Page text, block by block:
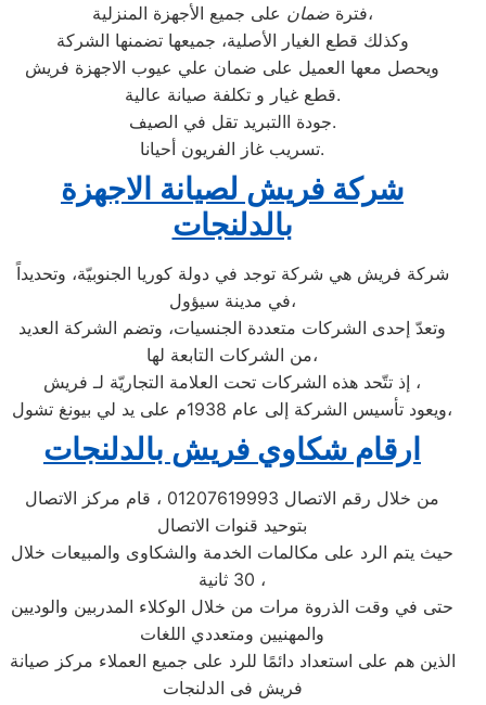
فترةضمان
على جميع الأجهزة المنزلية،
وكذلك قطع الغيار الأصلية، جميعها تضمنها الشركة
ويحصل معها العميل على ضمان علي عيوب الاجهزة فريش
قطع غيار و تكلفة صيانة عالية.
جودة االتبريد تقل في الصيف.
تسريب غاز الفريون أحيانا.
شركة فريش لصيانة الاجهزة
بالدلنجات
شركة فريش هي شركة توجد في دولة كوريا الجنوبيّة، وتحديداً
في مدينة سيؤول،
وتعدّ إحدى الشركات متعددة الجنسيات، وتضم الشركة العديد
من الشركات التابعة لها،
إذ تتّحد هذه الشركات تحت العلامة التجاريّة لـ فريش ،
ويعود تأسيس الشركة إلى عام 1938م على يد لي بيونغ تشول،
ارقام شكاوي فريش بالدلنجات
من خلال رقم الاتصال 01207619993 ، قام مركز الاتصال
بتوحيد قنوات الاتصال
حيث يتم الرد على مكالمات الخدمة والشكاوى والمبيعات خلال
30 ثانية ،
حتى في وقت الذروة مرات من خلال الوكلاء المدربين والوديين
والمهنيين ومتعددي اللغات
الذين هم على استعداد دائمًا للرد على جميع العملاء مركز صيانة
فريش فى الدلنجات